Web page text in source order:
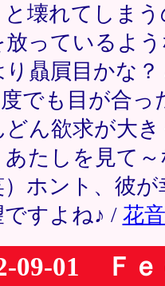
と壊れてしま
放っているよ
贔屓目かな？
でも目が合っ
どん欲求が大
あたしを見て
）ホント、彼
ですよね♪ / 花音
09-01 Ｆ